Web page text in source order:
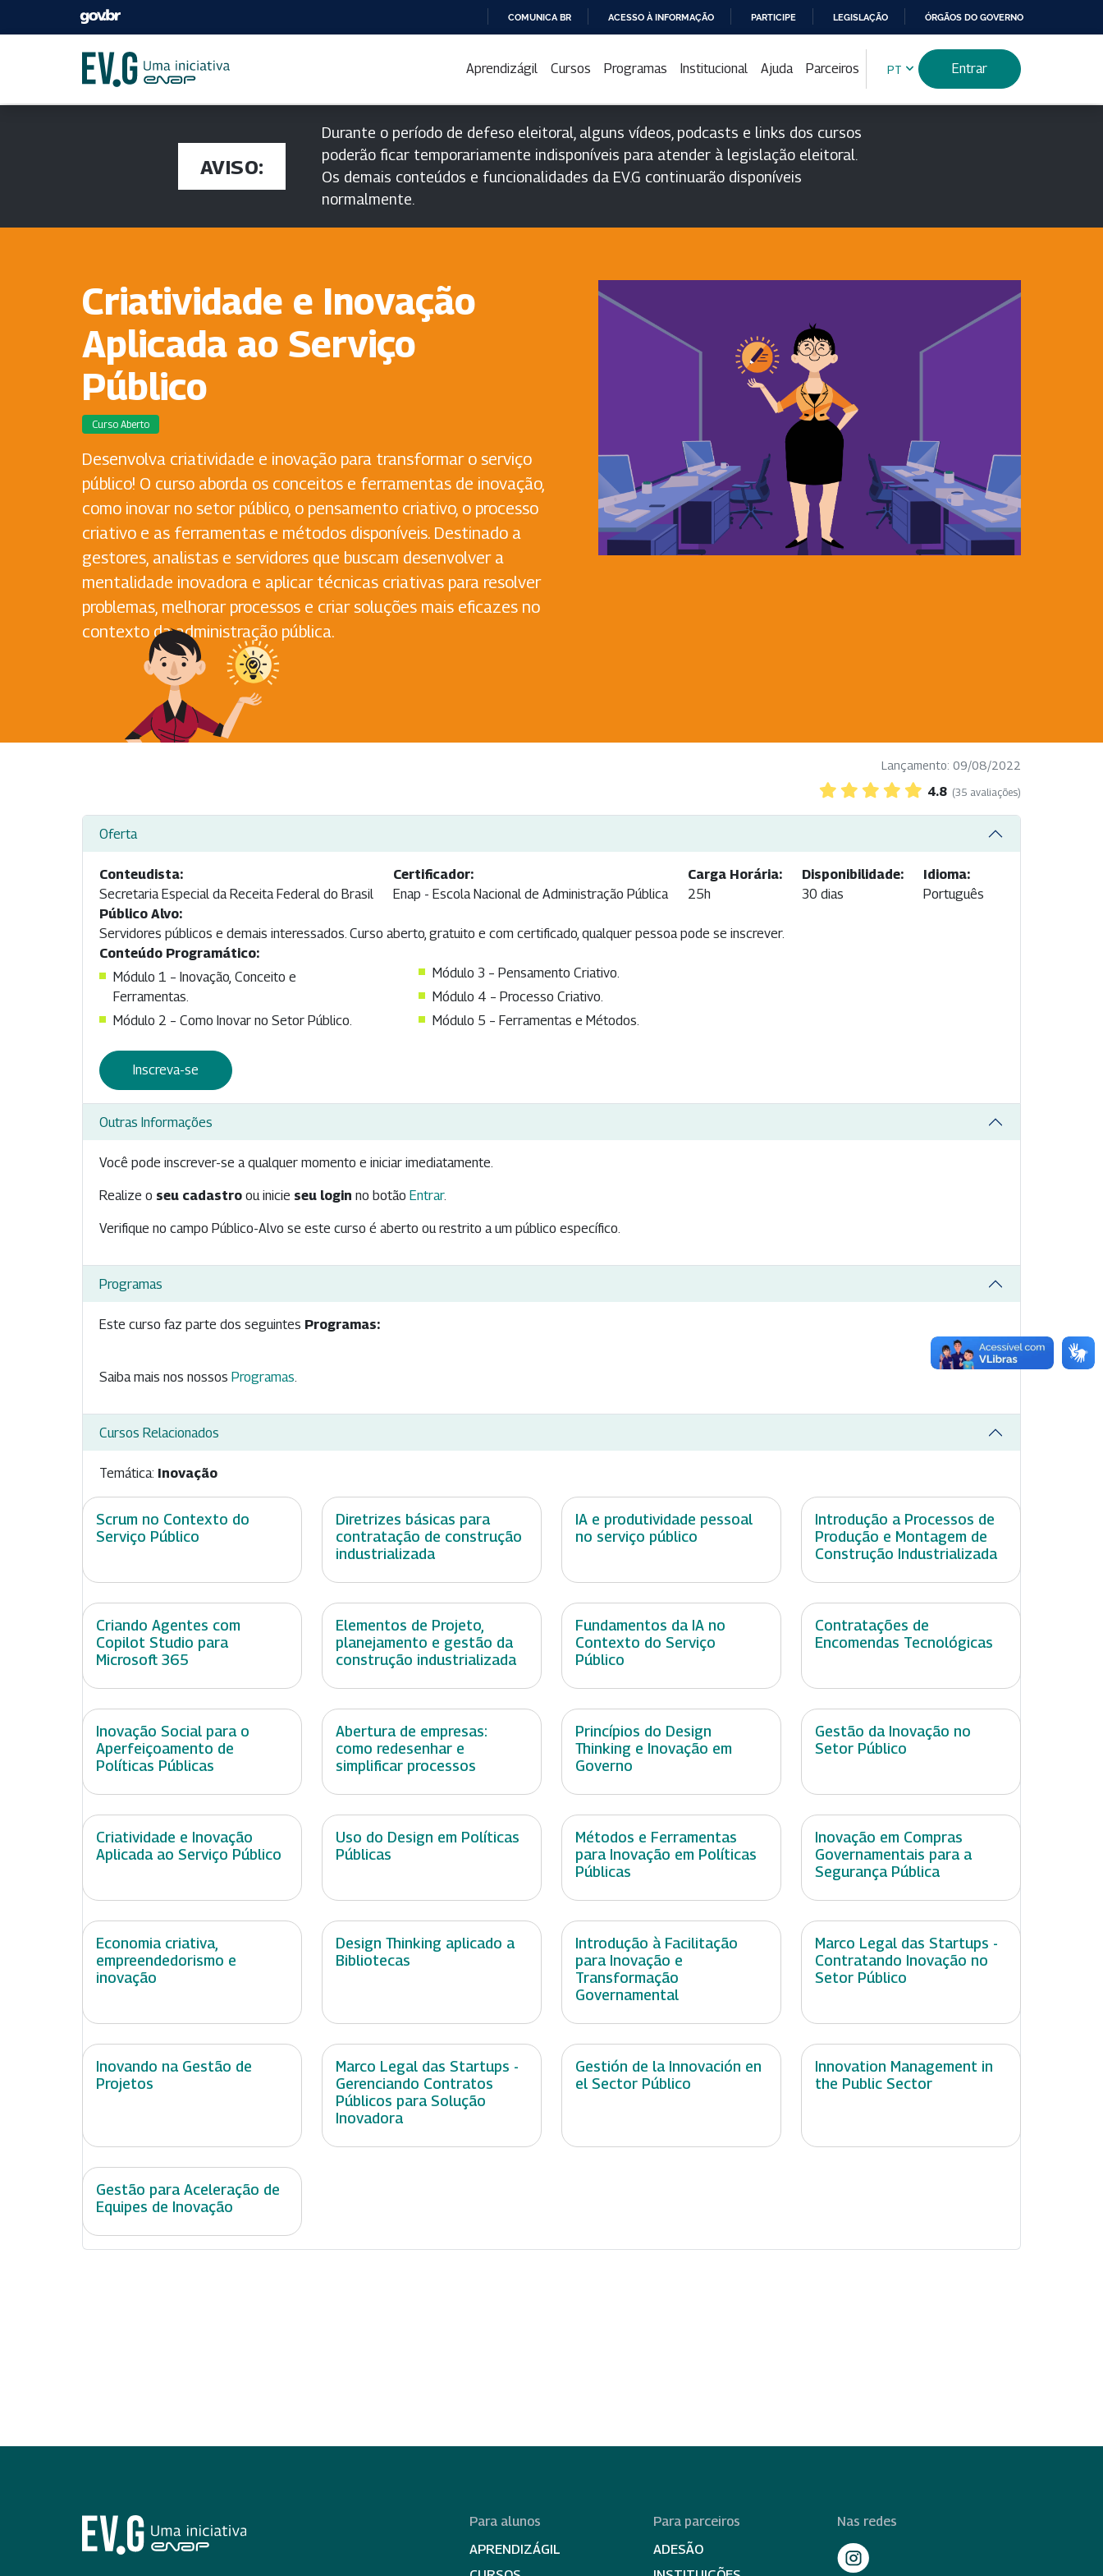
PARA
CONTEÚDO
COMUNICA BR ACESSO À INFORMAÇÃO PARTICIPE LEGISLAÇÃO ÓRGÃOS DO GOVERNO
Aprendizágil Cursos Programas Institucional Ajuda Parceiros PT Entrar
AVISO:
Durante o período de defeso eleitoral, alguns vídeos, podcasts e links dos cursos
poderão ficar temporariamente indisponíveis para atender à legislação eleitoral.
Os demais conteúdos e funcionalidades da EV.G continuarão disponíveis
normalmente.
Criatividade e Inovação
Aplicada ao Serviço
Público
Curso Aberto
Desenvolva criatividade e inovação para transformar o serviço
público! O curso aborda os conceitos e ferramentas de inovação,
como inovar no setor público, o pensamento criativo, o processo
criativo e as ferramentas e métodos disponíveis. Destinado a
gestores, analistas e servidores que buscam desenvolver a
mentalidade inovadora e aplicar técnicas criativas para resolver
problemas, melhorar processos e criar soluções mais eficazes no
contexto da administração pública.
Lançamento: 09/08/2022
4.8 (35 avaliações)
Oferta
Conteudista:
Secretaria Especial da Receita Federal do Brasil
Certificador:
Enap - Escola Nacional de Administração Pública
Carga Horária:
25h
Disponibilidade:
30 dias
Idioma:
Português
Público Alvo:
Servidores públicos e demais interessados. Curso aberto, gratuito e com certificado, qualquer pessoa pode se inscrever.
Conteúdo Programático:
Módulo 1 – Inovação, Conceito e
Ferramentas.
Módulo 2 – Como Inovar no Setor Público.
Módulo 3 – Pensamento Criativo.
Módulo 4 – Processo Criativo.
Módulo 5 – Ferramentas e Métodos.
Inscreva-se
Outras Informações
Você pode inscrever-se a qualquer momento e iniciar imediatamente.
Realize o seu cadastro ou inicie seu login no botão Entrar.
Verifique no campo Público-Alvo se este curso é aberto ou restrito a um público específico.
Programas
Este curso faz parte dos seguintes Programas:
Saiba mais nos nossos Programas.
Cursos Relacionados
Temática: Inovação
Scrum no Contexto do
Serviço Público
Diretrizes básicas para
contratação de construção
industrializada
IA e produtividade pessoal
no serviço público
Introdução a Processos de
Produção e Montagem de
Construção Industrializada
Criando Agentes com
Copilot Studio para
Microsoft 365
Elementos de Projeto,
planejamento e gestão da
construção industrializada
Fundamentos da IA no
Contexto do Serviço
Público
Contratações de
Encomendas Tecnológicas
Inovação Social para o
Aperfeiçoamento de
Políticas Públicas
Abertura de empresas:
como redesenhar e
simplificar processos
Princípios do Design
Thinking e Inovação em
Governo
Gestão da Inovação no
Setor Público
Criatividade e Inovação
Aplicada ao Serviço Público
Uso do Design em Políticas
Públicas
Métodos e Ferramentas
para Inovação em Políticas
Públicas
Inovação em Compras
Governamentais para a
Segurança Pública
Economia criativa,
empreendedorismo e
inovação
Design Thinking aplicado a
Bibliotecas
Introdução à Facilitação
para Inovação e
Transformação
Governamental
Marco Legal das Startups -
Contratando Inovação no
Setor Público
Inovando na Gestão de
Projetos
Marco Legal das Startups -
Gerenciando Contratos
Públicos para Solução
Inovadora
Gestión de la Innovación en
el Sector Público
Innovation Management in
the Public Sector
Gestão para Aceleração de
Equipes de Inovação
Para alunos
APRENDIZÁGIL
Para parceiros
ADESÃO
Nas redes